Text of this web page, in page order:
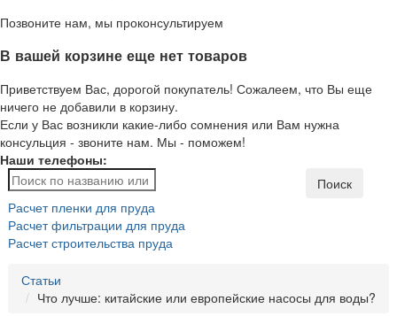
Позвоните нам, мы проконсультируем
В вашей корзине еще нет товаров
Приветствуем Вас, дорогой покупатель! Сожалеем, что Вы еще
ничего не добавили в корзину.
Если у Вас возникли какие-либо сомнения или Вам нужна
консульция - звоните нам. Мы - поможем!
Наши телефоны:
Поиск
Расчет пленки для пруда
Расчет фильтрации для пруда
Расчет строительства пруда
Статьи
Что лучше: китайские или европейские насосы для воды?